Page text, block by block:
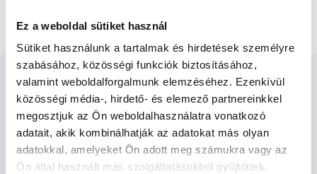
Ez a weboldal sütiket használ
Sütiket használunk a tartalmak és hirdetések személyre
szabásához, közösségi funkciók biztosításához,
valamint weboldalforgalmunk elemzéséhez. Ezenkívül
közösségi média-, hirdető- és elemező partnereinkkel
megosztjuk az Ön weboldalhasználatra vonatkozó
adatait, akik kombinálhatják az adatokat más olyan
adatokkal, amelyeket Ön adott meg számukra vagy az
Ön által használt más szolgáltatásokból gyűjtöttek.
Bőrgyógyász Miskolc -
Bőrgyógyászat